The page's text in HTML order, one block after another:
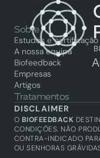
Sobre
Estudos e certificação
A nossa equipa
Biofeedback
Empresas
Artigos
Tratamentos
Biofeedback
Saúde integrativa
Academy
Biofeedback
Técnicos certificados
DISCLAIMER
O BIOFEEDBACK
CONDIÇÕES. NÃO
CONTRA-INDICADO
OU SENHORAS